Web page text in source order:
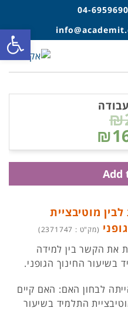
04-6959690
מוטיבציית
(מק"ט : 2371747)
את הקשר בין למידה
בשיעור החינוך הגופני.
לבחון האם: האם קיים
התלמיד בשיעור
Add
פתח